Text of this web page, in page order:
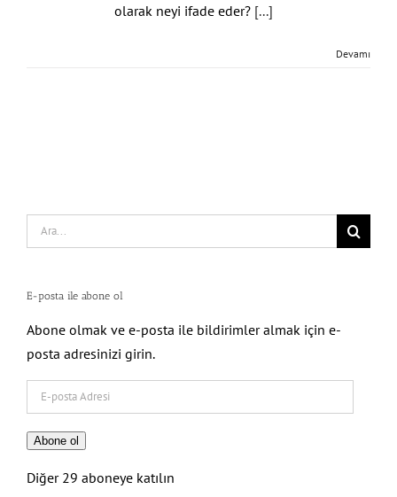
olarak neyi ifade eder? [...]
Devamı
Search
for:
E-posta ile abone ol
Abone olmak ve e-posta ile bildirimler almak için e-
posta adresinizi girin.
posta
Adresi
Abone ol
Diğer 29 aboneye katılın